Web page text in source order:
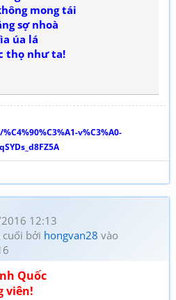
mong tái
sợ nhoà
úa lá
thọ như ta!
v%C3%A0-
12:13
bởi hongvan28 vào
Quốc